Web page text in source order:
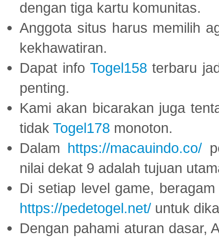
dengan tiga kartu komunitas.
Anggota situs harus memilih
kekhawatiran.
Dapat info Togel158 terbaru
penting.
Kami akan bicarakan juga
tidak Togel178 monoton.
Dalam https://macauindo.co/
nilai dekat 9 adalah tujuan
Di setiap level game,
https://pedetogel.net/ untuk
Dengan pahami aturan dasar,